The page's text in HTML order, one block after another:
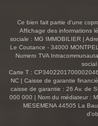
Ce bien fait partie d'une
Affichage des informations
sociale : MG IMMOBILIER |
Le Coutance - 34000
Numero TVA
Carte T :
NC | Caisse de garantie
caisse de garantie : 26 Av. de
000 000 | Nom du médiateur :
MESEMENA 44505 La